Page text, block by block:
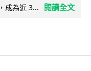
成為近 3...
閱讀全文